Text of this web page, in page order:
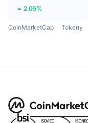
2.05%
CoinMarketCap Tokeny